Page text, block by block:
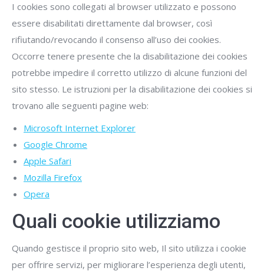
I cookies sono collegati al browser utilizzato e possono
essere disabilitati direttamente dal browser, così
rifiutando/revocando il consenso all’uso dei cookies.
Occorre tenere presente che la disabilitazione dei cookies
potrebbe impedire il corretto utilizzo di alcune funzioni del
sito stesso. Le istruzioni per la disabilitazione dei cookies si
trovano alle seguenti pagine web:
Microsoft Internet Explorer
Google Chrome
Apple Safari
Mozilla Firefox
Opera
Quali cookie utilizziamo
Quando gestisce il proprio sito web, Il sito utilizza i cookie
per offrire servizi, per migliorare l’esperienza degli utenti,